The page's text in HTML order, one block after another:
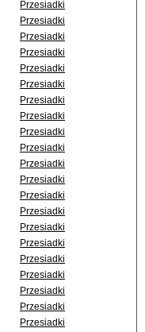
Przesiadki
Przesiadki
Przesiadki
Przesiadki
Przesiadki
Przesiadki
Przesiadki
Przesiadki
Przesiadki
Przesiadki
Przesiadki
Przesiadki
Przesiadki
Przesiadki
Przesiadki
Przesiadki
Przesiadki
Przesiadki
Przesiadki
Przesiadki
Przesiadki